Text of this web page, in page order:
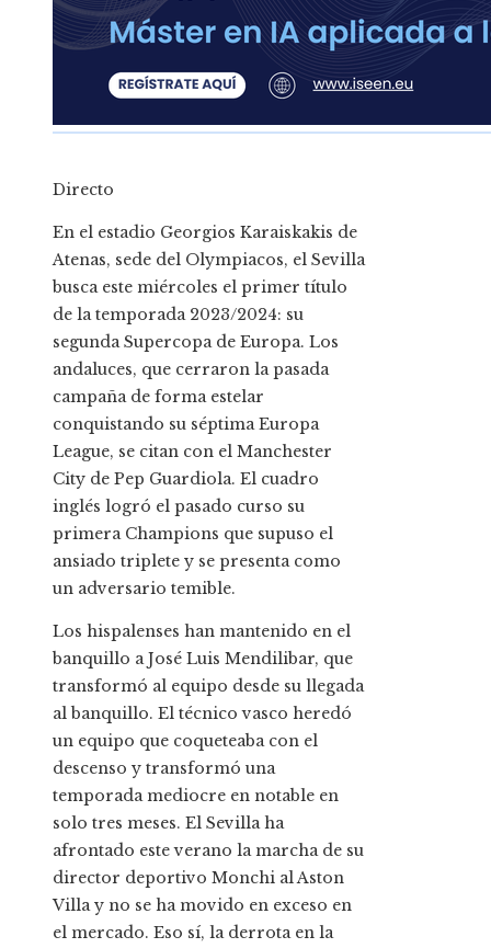
Directo
En el estadio Georgios Karaiskakis de
Atenas, sede del Olympiacos, el Sevilla
busca este miércoles el primer título
de la temporada 2023/2024: su
segunda Supercopa de Europa. Los
andaluces, que cerraron la pasada
campaña de forma estelar
conquistando su séptima Europa
League, se citan con el Manchester
City de Pep Guardiola. El cuadro
inglés logró el pasado curso su
primera Champions que supuso el
ansiado triplete y se presenta como
un adversario temible.
Los hispalenses han mantenido en el
banquillo a José Luis Mendilibar, que
transformó al equipo desde su llegada
al banquillo. El técnico vasco heredó
un equipo que coqueteaba con el
descenso y transformó una
temporada mediocre en notable en
solo tres meses. El Sevilla ha
afrontado este verano la marcha de su
director deportivo Monchi al Aston
Villa y no se ha movido en exceso en
el mercado. Eso sí, la derrota en la